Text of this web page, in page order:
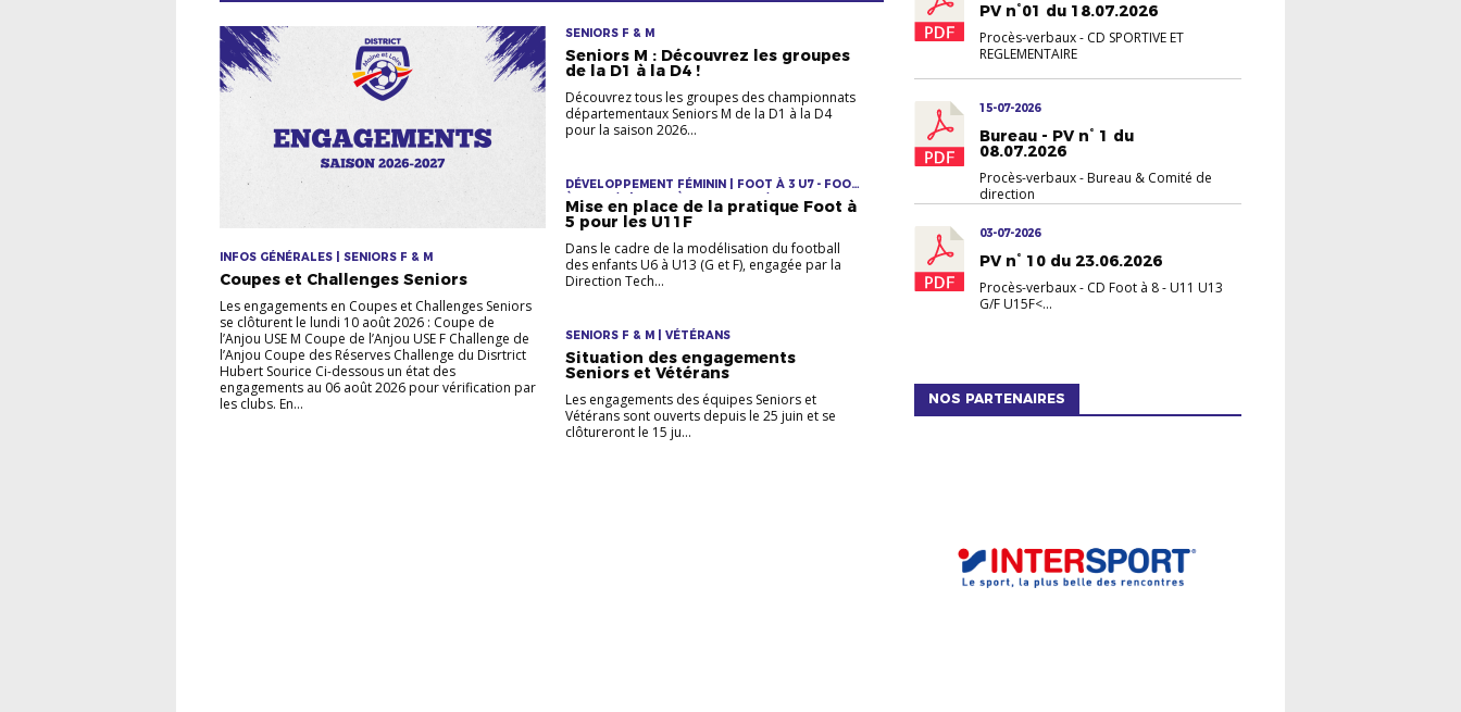
INFOS GÉNÉRALES | SENIORS F & M
Coupes et Challenges Seniors
Les engagements en Coupes et Challenges Seniors
se clôturent le lundi 10 août 2026 : Coupe de
l’Anjou USE M Coupe de l’Anjou USE F Challenge de
l’Anjou Coupe des Réserves Challenge du Disrtrict
Hubert Sourice Ci-dessous un état des
engagements au 06 août 2026 pour vérification par
les clubs. En...
SENIORS F & M
Seniors M : Découvrez les groupes
de la D1 à la D4 !
Découvrez tous les groupes des championnats
départementaux Seniors M de la D1 à la D4
pour la saison 2026...
DÉVELOPPEMENT FÉMININ | FOOT À 3 U7 - FOOT
À 5 U9 G/F | FOOT À 8 - U11 U13 G/F U15F
Mise en place de la pratique Foot à
5 pour les U11F
Dans le cadre de la modélisation du football
des enfants U6 à U13 (G et F), engagée par la
Direction Tech...
SENIORS F & M | VÉTÉRANS
Situation des engagements
Seniors et Vétérans
Les engagements des équipes Seniors et
Vétérans sont ouverts depuis le 25 juin et se
clôtureront le 15 ju...
PV n°01 du 18.07.2026
Procès-verbaux- CD SPORTIVE ET
REGLEMENTAIRE
15-07-2026
Bureau - PV n° 1 du
08.07.2026
Procès-verbaux- Bureau & Comité de
direction
03-07-2026
PV n° 10 du 23.06.2026
Procès-verbaux- CD Foot à 8 - U11 U13
G/F U15F<...
NOS PARTENAIRES